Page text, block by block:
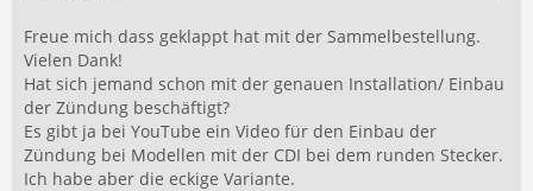
Freue mich dass geklappt hat mit der Sammelbestellung.
Vielen Dank!
Hat sich jemand schon mit der genauen Installation/ Einbau
der Zündung beschäftigt?
Es gibt ja bei YouTube ein Video für den Einbau der
Zündung bei Modellen mit der CDI bei dem runden Stecker.
Ich habe aber die eckige Variante.